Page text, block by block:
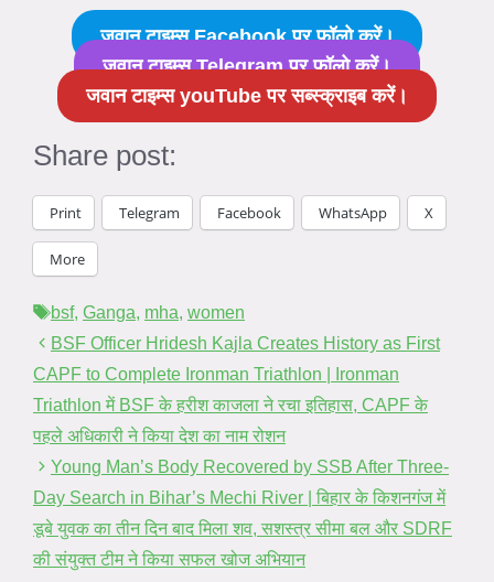
जवान टाइम्स Facebook पर फॉलो करें।
जवान टाइम्स Telegram पर फॉलो करें।
जवान टाइम्स youTube पर सब्स्क्राइब करें।
Share post:
Print Telegram Facebook WhatsApp X
More
Tags
bsf, Ganga, mha, women
BSF Officer Hridesh Kajla Creates History as First
CAPF to Complete Ironman Triathlon | Ironman
Triathlon में BSF के हरीश काजला ने रचा इतिहास, CAPF के
पहले अधिकारी ने किया देश का नाम रोशन
Young Man’s Body Recovered by SSB After Three-
Day Search in Bihar’s Mechi River | बिहार के किशनगंज में
डूबे युवक का तीन दिन बाद मिला शव, सशस्त्र सीमा बल और SDRF
की संयुक्त टीम ने किया सफल खोज अभियान